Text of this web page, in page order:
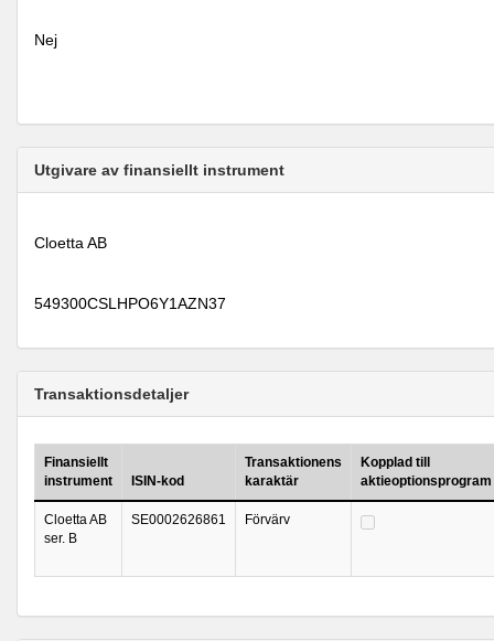
Nej
Utgivare av finansiellt instrument
Cloetta AB
549300CSLHPO6Y1AZN37
Transaktionsdetaljer
Finansiellt
instrument
ISIN-kod
Transaktionens
karaktär
Kopplad till
aktieoptionsprogram
Cloetta AB
ser. B
SE0002626861 Förvärv